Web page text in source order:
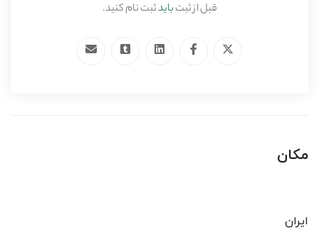
قبل از ثبتبایدثبت نام کنید.
مکان
ایران